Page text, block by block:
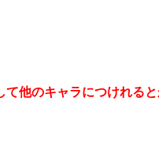
他のキャラにつけれる